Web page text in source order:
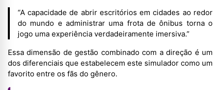
“A capacidade de abrir escritórios em cidades ao redor
do mundo e administrar uma frota de ônibus torna o
jogo uma experiência verdadeiramente imersiva.”
Essa dimensão de gestão combinado com a direção é um
dos diferenciais que estabelecem este simulador como um
favorito entre os fãs do gênero.